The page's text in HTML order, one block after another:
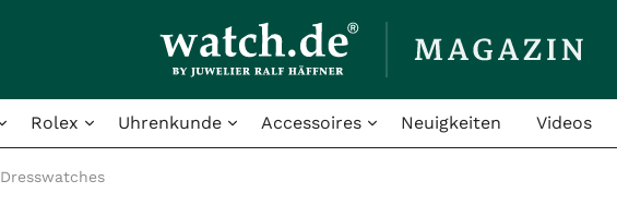
Rolex Uhrenkunde Accessoires Neuigkeiten Videos
Dresswatches